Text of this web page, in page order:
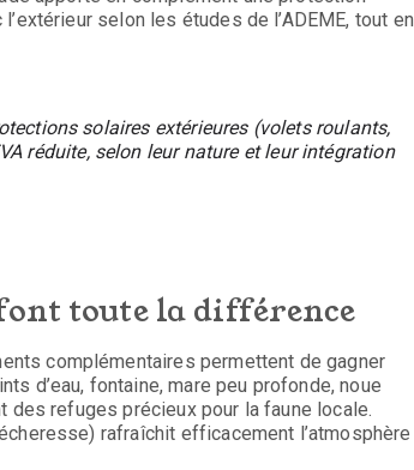
selon les études de l’ADEME, tout en
solaires extérieures (volets roulants,
réduite, selon leur nature et leur intégration
toute la différence
complémentaires permettent de gagner
d’eau, fontaine, mare peu profonde, noue
refuges précieux pour la faune locale.
rafraîchit efficacement l’atmosphère